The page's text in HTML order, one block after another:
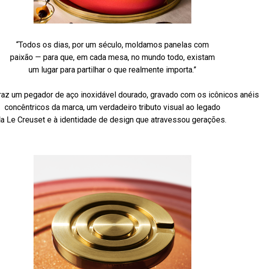
“Todos os dias, por um século, moldamos panelas com
paixão — para que, em cada mesa, no mundo todo, existam
um lugar para partilhar o que realmente importa.”
um pegador de aço inoxidável dourado, gravado com os icônicos anéis
concêntricos da marca, um verdadeiro tributo visual ao legado
Le Creuset e à identidade de design que atravessou gerações.